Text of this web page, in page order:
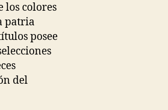
los colores
patria
posee
del